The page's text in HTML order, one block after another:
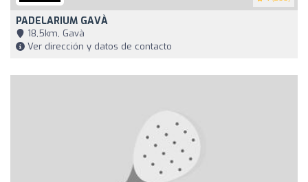
PADELARIUM GAVÀ
18,5km, Gavà
Ver dirección y datos de contacto